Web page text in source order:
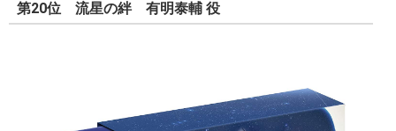
第20位 流星の絆 有明泰輔 役